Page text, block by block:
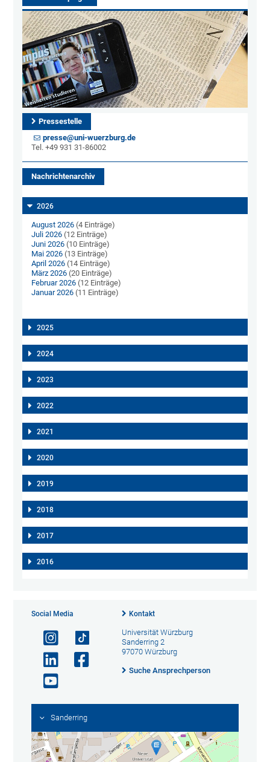
Pressestelle
presse@uni-wuerzburg.de
Tel. +49 931 31-86002
Nachrichtenarchiv
2026
August 2026 (4 Einträge)
Juli 2026 (12 Einträge)
Juni 2026 (10 Einträge)
Mai 2026 (13 Einträge)
April 2026 (14 Einträge)
März 2026 (20 Einträge)
Februar 2026 (12 Einträge)
Januar 2026 (11 Einträge)
2025
2024
2023
2022
2021
2020
2019
2018
2017
2016
Social Media Kontakt
Universität Würzburg
Sanderring 2
97070 Würzburg
Suche Ansprechperson
Sanderring